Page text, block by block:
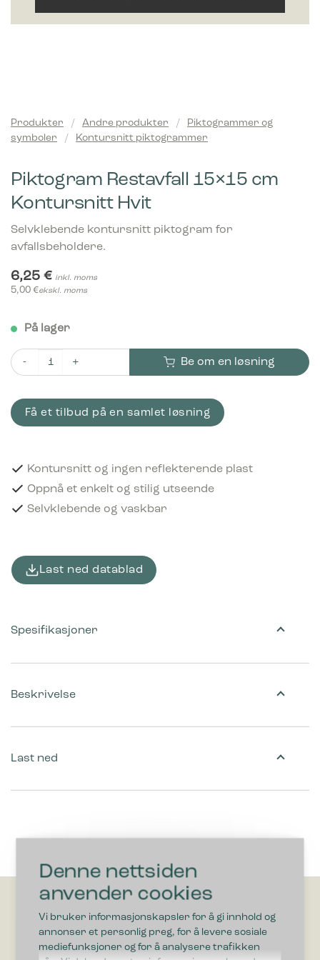
Denne nettsiden
anvender cookies
Vi bruker informasjonskapsler for å gi innhold og
annonser et personlig preg, for å levere sosiale
mediefunksjoner og for å analysere trafikken
Produkter / Andre produkter /
Piktogrammer og
symboler
/ Kontursnitt piktogrammer
Piktogram Restavfall 15×15 cm
Kontursnitt Hvit
Selvklebende kontursnitt piktogram for
avfallsbeholdere.
6,25 € inkl. moms
5,00 €ekskl. moms
På lager
Piktogram Restavfall 15x15 cm Kontursnitt Hvit antall
Be om en løsning
Få et tilbud på en samlet løsning
Kontursnitt og ingen reflekterende plast
Oppnå et enkelt og stilig utseende
Selvklebende og vaskbar
Last ned datablad
Beskrivelse
Last ned
Spesifikasjoner